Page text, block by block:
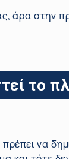
άρα στην
το
να